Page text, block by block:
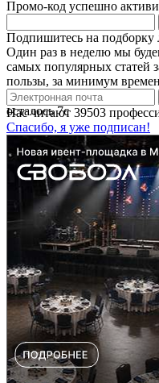
Промо-код успешно
Подпишитесь на подборку
Один раз в неделю мы
самых популярных
пользы, за минимум
Нас читают 39503
Спасибо, я уже подписан!
осталось7с